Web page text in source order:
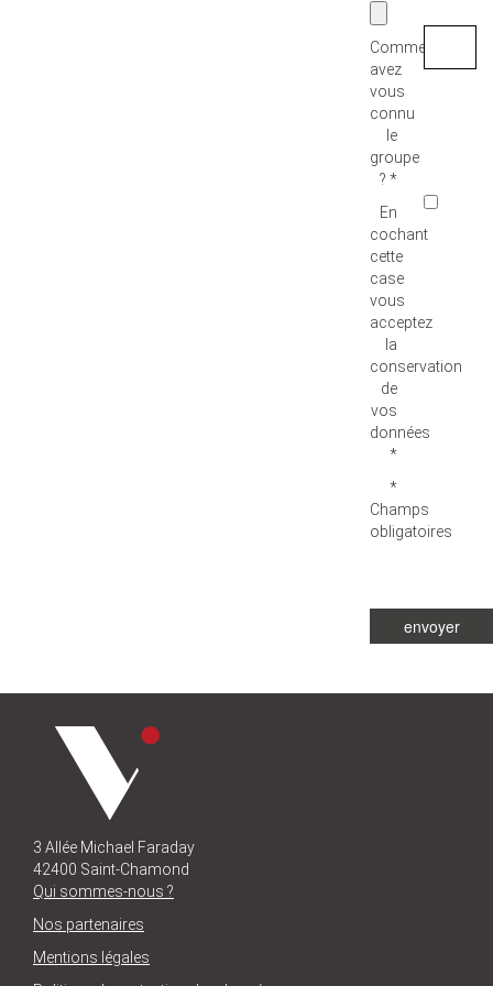
Comment
avez
vous
connu
le
groupe
? *
En
cochant
cette
case
vous
acceptez
la
conservation
de
vos
données
*
*
Champs
obligatoires
envoyer
3 Allée Michael Faraday
42400 Saint-Chamond
Qui sommes-nous ?
Nos partenaires
Mentions légales